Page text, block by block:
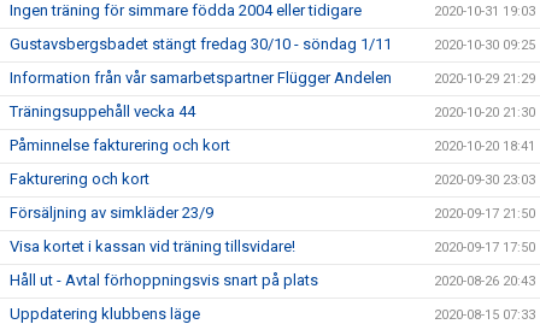
Ingen träning för simmare födda 2004 eller tidigare 2020-10-31 19:03
Gustavsbergsbadet stängt fredag 30/10 - söndag 1/11 2020-10-30 09:25
Information från vår samarbetspartner Flügger Andelen 2020-10-29 21:29
Träningsuppehåll vecka 44 2020-10-20 21:30
Påminnelse fakturering och kort 2020-10-20 18:41
Fakturering och kort 2020-09-30 23:03
Försäljning av simkläder 23/9 2020-09-17 21:50
Visa kortet i kassan vid träning tillsvidare! 2020-09-17 17:50
Håll ut - Avtal förhoppningsvis snart på plats 2020-08-26 20:43
Uppdatering klubbens läge 2020-08-15 07:33